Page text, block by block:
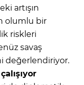
artışın
olumlu bir
riskleri
savaş
değerlendiriyor.